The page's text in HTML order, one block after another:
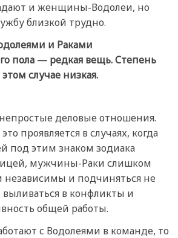
и женщины-Водолеи, но
близкой трудно.
и Раками
пола — редкая вещь. Степень
случае низкая.
деловые отношения.
проявляется в случаях, когда
под этим знаком зодиака
мужчины-Раки слишком
независимы и подчиняться не
в конфликты и
общей работы.
с Водолеями в команде, то